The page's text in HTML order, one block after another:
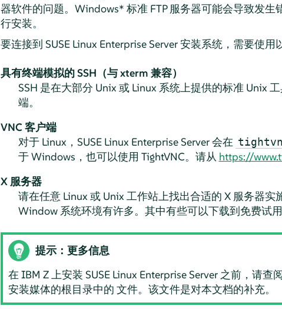
器软件的问题。Windows* 标准 FTP 服务器可能会导致发
行安装。
要连接到 SUSE Linux Enterprise Server安装系统，需要使用
具有终端模拟的 SSH（与 xterm 兼容）
SSH 是在大部分 Unix 或 Linux 系统上提供的标准 Unix
端。
VNC 客户端
对于 Linux， SUSE Linux Enterprise Server会在
于 Windows，也可以使用 TightVNC。请从 https://
X 服务器
请在任意 Linux 或 Unix 工作站上找出合适的 X 服务器
Window 系统环境有许多。其中有些可以下载到免费试用
提示：更多信息
在 IBM Z 上安装 SUSE Linux Enterprise Server 之前，请查
安装媒体的根目录中的文件。该文件是对本文档的补充。